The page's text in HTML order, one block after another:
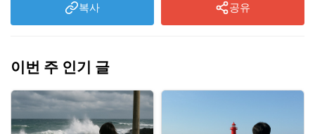
복사 공유
이번 주 인기 글